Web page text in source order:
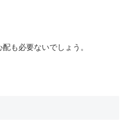
も必要ないでしょう。